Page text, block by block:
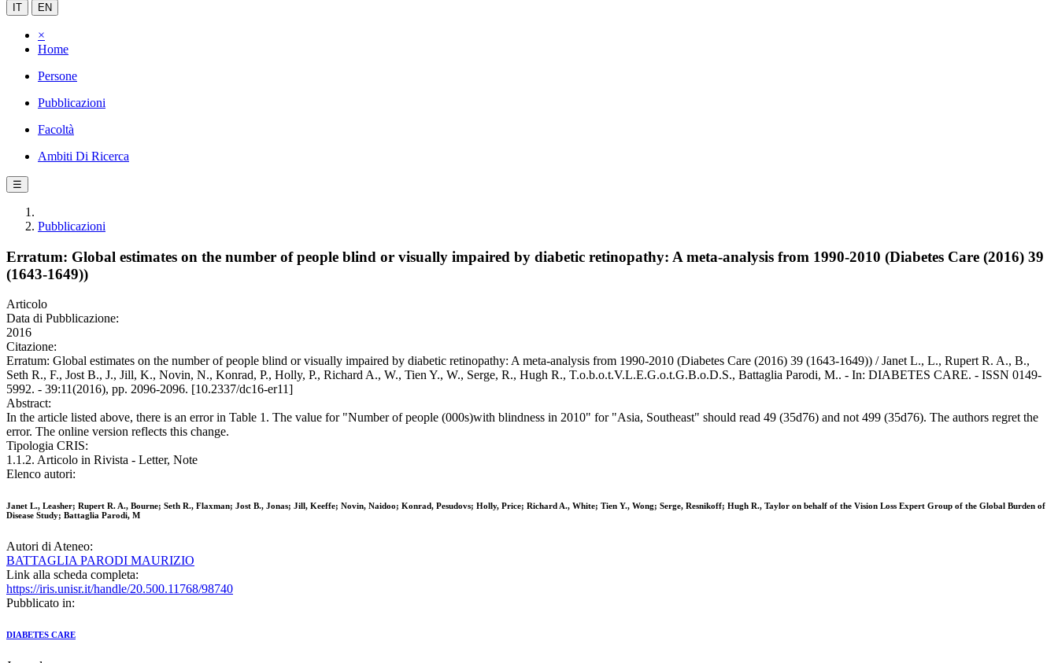
IT EN
×
Home
Persone
Pubblicazioni
Facoltà
Ambiti Di Ricerca
☰
Pubblicazioni
Erratum: Global estimates on the number of people blind or visually impaired by diabetic retinopathy: A meta-analysis from 1990-2010 (Diabetes Care (2016) 39
(1643-1649))
Articolo
Data di Pubblicazione:
2016
Citazione:
Erratum: Global estimates on the number of people blind or visually impaired by diabetic retinopathy: A meta-analysis from 1990-2010 (Diabetes Care (2016) 39 (1643-1649)) / Janet L., L., Rupert R. A., B.,
Seth R., F., Jost B., J., Jill, K., Novin, N., Konrad, P., Holly, P., Richard A., W., Tien Y., W., Serge, R., Hugh R., T.o.b.o.t.V.L.E.G.o.t.G.B.o.D.S., Battaglia Parodi, M.. - In: DIABETES CARE. - ISSN 0149-
5992. - 39:11(2016), pp. 2096-2096. [10.2337/dc16-er11]
Abstract:
In the article listed above, there is an error in Table 1. The value for "Number of people (000s)with blindness in 2010" for "Asia, Southeast" should read 49 (35d76) and not 499 (35d76). The authors regret the
error. The online version reflects this change.
Tipologia CRIS:
1.1.2. Articolo in Rivista - Letter, Note
Elenco autori:
Janet L., Leasher; Rupert R. A., Bourne; Seth R., Flaxman; Jost B., Jonas; Jill, Keeffe; Novin, Naidoo; Konrad, Pesudovs; Holly, Price; Richard A., White; Tien Y., Wong; Serge, Resnikoff; Hugh R., Taylor on behalf of the Vision Loss Expert Group of the Global Burden of
Disease Study; Battaglia Parodi, M
Autori di Ateneo:
BATTAGLIA PARODI MAURIZIO
Link alla scheda completa:
https://iris.unisr.it/handle/20.500.11768/98740
Pubblicato in:
DIABETES CARE